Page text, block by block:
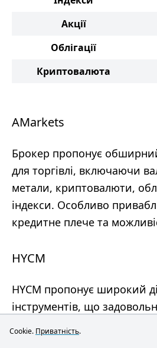
Акції
Облігації
Криптовалюта
AMarkets
Брокер пропонує
для торгівлі, включаючи
метали, криптовалюти,
індекси. Особливо
кредитне плече та
HYCM
HYCM пропонує широкий
інструментів, що
Cookie. Приватність.